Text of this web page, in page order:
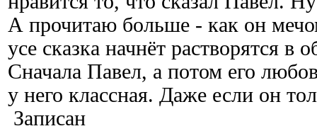
А прочитаю больше - как он
усе сказка начнёт растворятся в
Сначала Павел, а потом его
у него классная. Даже если он
Записан